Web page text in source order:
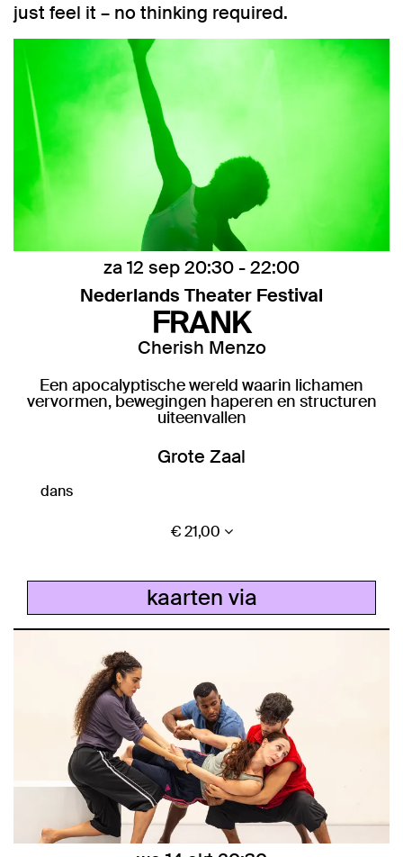
just feel it – no thinking required.
FRANK
Cherish Menzo
Nederlands Theater Festival
za 12 sep20:30 - 22:00
Een apocalyptische wereld waarin lichamen
vervormen, bewegingen haperen en structuren
uiteenvallen
Grote Zaal
dans
€ 21,00
kaarten via